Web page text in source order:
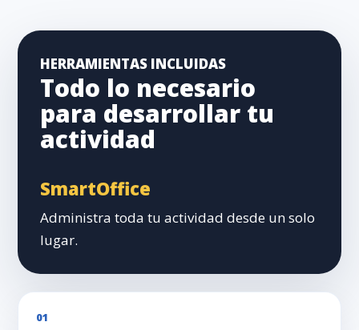
HERRAMIENTAS INCLUIDAS
Todo lo necesario
para desarrollar tu
actividad
SmartOffice
Administra toda tu actividad desde un solo
lugar.
01